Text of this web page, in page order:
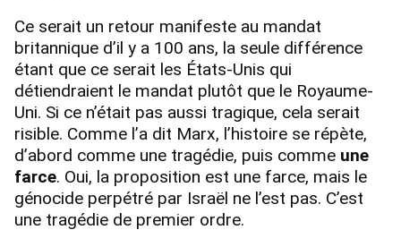
Ce serait un retour manifeste au mandat
britannique d’il y a 100 ans, la seule différence
étant que ce serait les États-Unis qui
détiendraient le mandat plutôt que le Royaume-
Uni. Si ce n’était pas aussi tragique, cela serait
risible. Comme l’a dit Marx, l’histoire se répète,
d’abord comme une tragédie, puis comme une
farce. Oui, la proposition est une farce, mais le
génocide perpétré par Israël ne l’est pas. C’est
une tragédie de premier ordre.